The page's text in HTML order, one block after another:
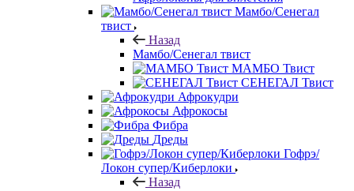
Мамбо/Сенегал
твист
Назад
Мамбо/Сенегал твист
МАМБО Твист
СЕНЕГАЛ Твист
Афрокудри
Афрокосы
Фибра
Дреды
Гофрэ/
Локон супер/Киберлоки
Назад